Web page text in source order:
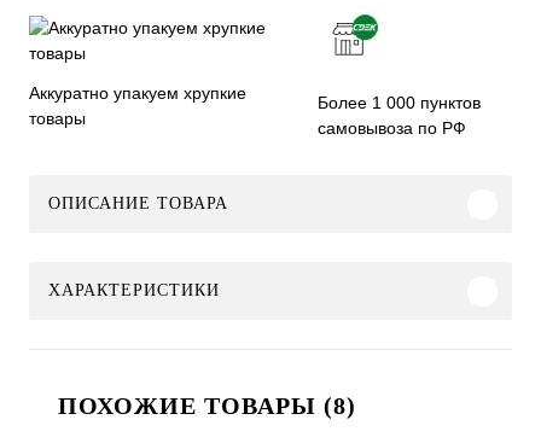
Аккуратно упакуем хрупкие
товары
Более 1 000 пунктов
самовывоза по РФ
ОПИСАНИЕ ТОВАРА
ХАРАКТЕРИСТИКИ
ПОХОЖИЕ ТОВАРЫ (8)